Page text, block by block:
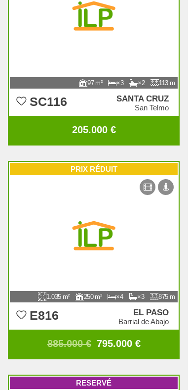
97 3 2 113
SC116 SANTA CRUZ
San Telmo
205.000 €
1.035 250 4 3 875
E816 EL PASO
Barrial de Abajo
885.000 € 795.000 €
PRIX RÉDUIT
RESERVÉ